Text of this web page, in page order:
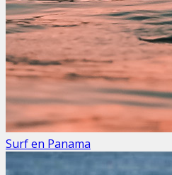
Surf en Panama